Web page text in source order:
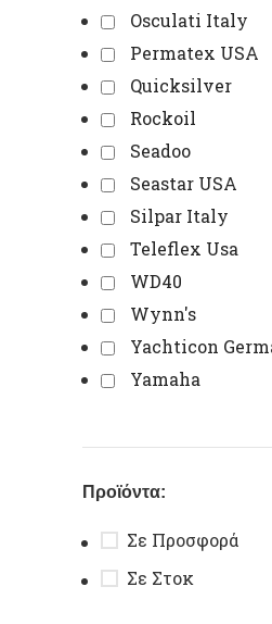
Osculati Italy
Permatex USA
Quicksilver
Rockoil
Seadoo
Seastar USA
Silpar Italy
Teleflex Usa
WD40
Wynn's
Yachticon
Yamaha
Προϊόντα:
Σε Προσφορά
Σε Στοκ